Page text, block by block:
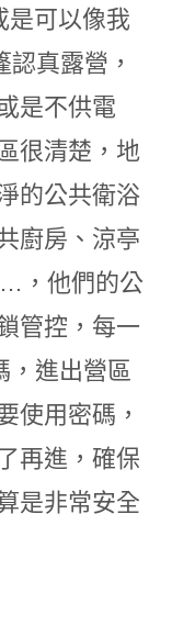
是可以像我
真露營，
是不供電
很清楚，地
的公共衛浴
廚房、涼亭
，他們的公
管控，每一
，進出營區
使用密碼，
再進，確保
是非常安全